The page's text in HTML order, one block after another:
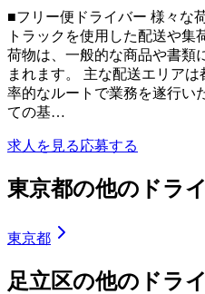
■フリー便ドライバー 様々な
トラックを使用した配送や集
荷物は、一般的な商品や書類
まれます。 主な配送エリア
率的なルートで業務を遂行い
ての基…
求人を見る応募する
東京都の他のドラ
東京都
足立区の他のドラ